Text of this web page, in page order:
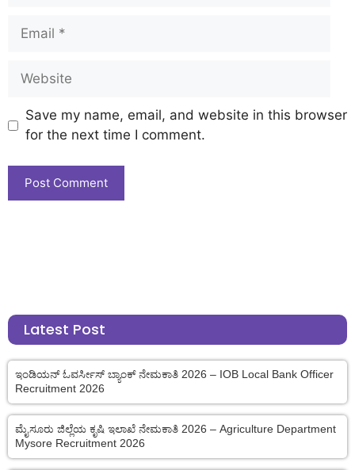
Save my name, email, and website in this browser
for the next time I comment.
Latest Post
ಇಂಡಿಯನ್ ಓವರ್ಸೀಸ್ ಬ್ಯಾಂಕ್ ನೇಮಕಾತಿ 2026 – IOB Local Bank Officer
Recruitment 2026
ಮೈಸೂರು ಜಿಲ್ಲೆಯ ಕೃಷಿ ಇಲಾಖೆ ನೇಮಕಾತಿ 2026 – Agriculture Department
Mysore Recruitment 2026